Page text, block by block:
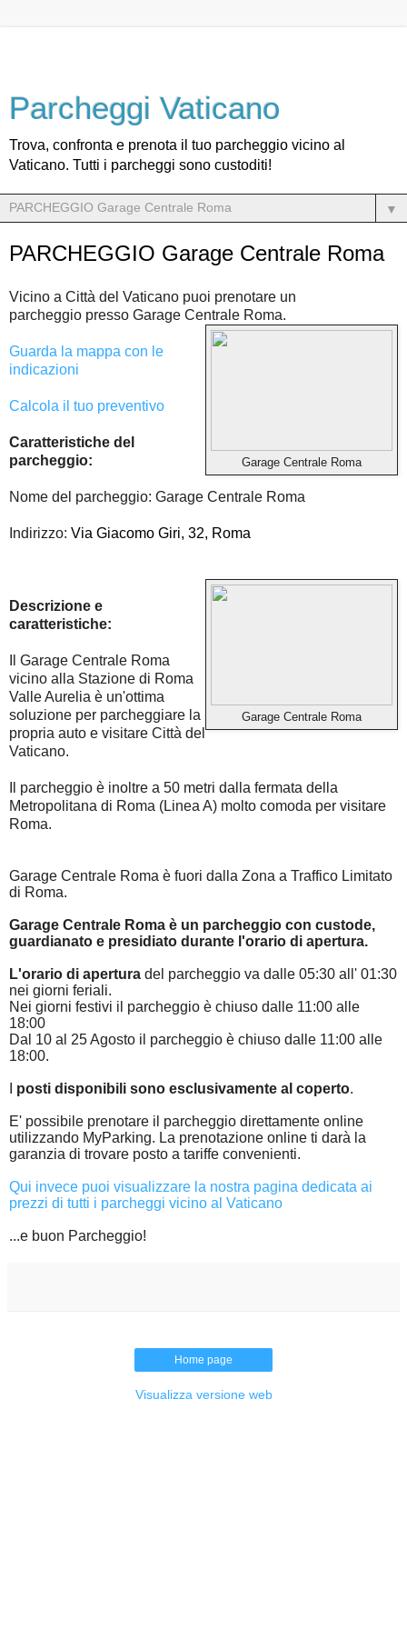
Parcheggi Vaticano
Trova, confronta e prenota il tuo parcheggio vicino al
Vaticano. Tutti i parcheggi sono custoditi!
▼
PARCHEGGIO Garage Centrale Roma
Vicino a Città del Vaticano puoi prenotare un
parcheggio presso Garage Centrale Roma.
Garage Centrale Roma
Guarda la mappa con le
indicazioni
Calcola il tuo preventivo
Caratteristiche del
parcheggio:
Nome del parcheggio: Garage Centrale Roma
Indirizzo: Via Giacomo Giri, 32, Roma
Garage Centrale Roma
Descrizione e
caratteristiche:
Il Garage Centrale Roma
vicino alla Stazione di Roma
Valle Aurelia è un'ottima
soluzione per parcheggiare la
propria auto e visitare Città del
Vaticano.
Il parcheggio è inoltre a 50 metri dalla fermata della
Metropolitana di Roma (Linea A) molto comoda per visitare
Roma.
Garage Centrale Roma è fuori dalla Zona a Traffico Limitato
di Roma.
Garage Centrale Roma è un parcheggio con custode,
guardianato e presidiato durante l'orario di apertura.
L'orario di apertura del parcheggio va dalle 05:30 all' 01:30
nei giorni feriali.
Nei giorni festivi il parcheggio è chiuso dalle 11:00 alle
18:00
Dal 10 al 25 Agosto il parcheggio è chiuso dalle 11:00 alle
18:00.
posti disponibili sono esclusivamente al coperto.
E' possibile prenotare il parcheggio direttamente online
utilizzando MyParking. La prenotazione online ti darà la
garanzia di trovare posto a tariffe convenienti.
Qui invece puoi visualizzare la nostra pagina dedicata ai
prezzi di tutti i parcheggi vicino al Vaticano
...e buon Parcheggio!
Home page
Visualizza versione web